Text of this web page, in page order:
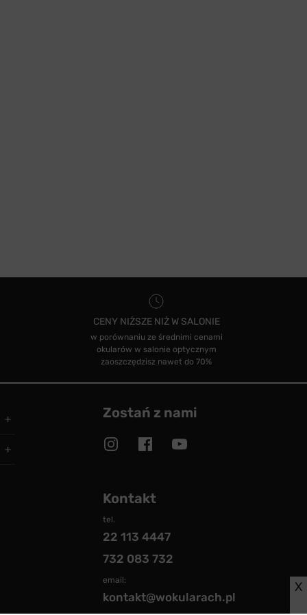
CENY NIŻSZE NIŻ W SALONIE
w porównaniu ze średnimi cenami
okularów w salonie optycznym
zaoszczędzisz nawet do 70%
Zostań z nami
Kontakt
tel.
22 113 4447
732 083 732
email:
kontakt@wokularach.pl
X